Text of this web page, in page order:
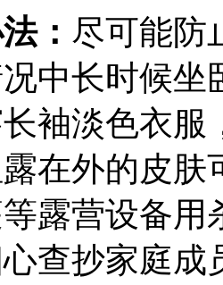
： 尽可能防
中长时候坐
袖淡色衣服
在外的皮肤
露营设备用
查抄家庭